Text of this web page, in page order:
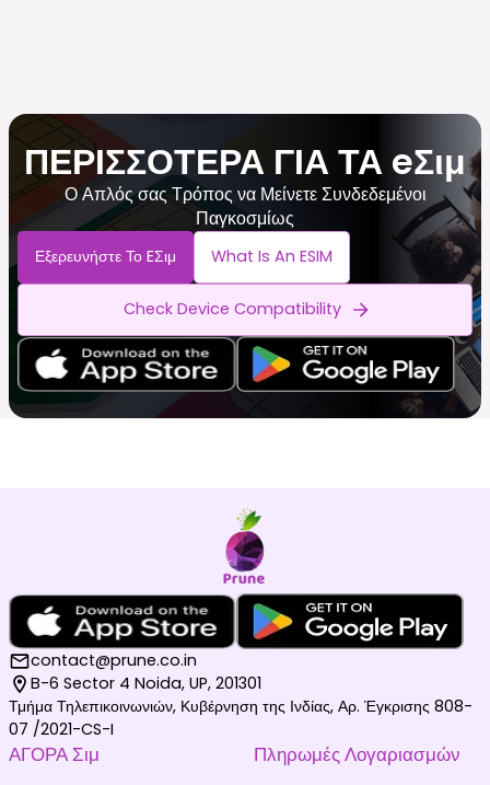
ΠΕΡΙΣΣΟΤΕΡΑ ΓΙΑ ΤΑ eΣιμ
Ο Απλός σας Τρόπος να Μείνετε Συνδεδεμένοι
Παγκοσμίως
Εξερευνήστε Το EΣιμ What Is An ESIM
Check Device Compatibility
contact@prune.co.in
B-6 Sector 4 Noida, UP, 201301
Τμήμα Τηλεπικοινωνιών, Κυβέρνηση της Ινδίας, Αρ. Έγκρισης 808-
07 /2021-CS-I
ΑΓΟΡΑ Σιμ Πληρωμές Λογαριασμών